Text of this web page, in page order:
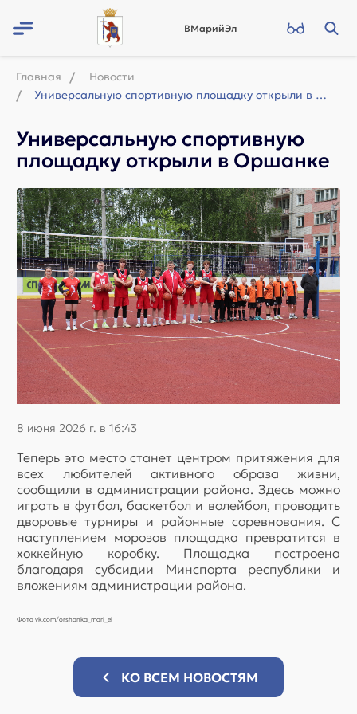
ВМарийЭл
Главная
Новости
Универсальную спортивную площадку открыли в Оршанке
Универсальную спортивную
площадку открыли в Оршанке
8 июня 2026 г. в 16:43
Теперь это место станет центром притяжения для
всех любителей активного образа жизни,
сообщили в администрации района. Здесь можно
играть в футбол, баскетбол и волейбол, проводить
дворовые турниры и районные соревнования. С
наступлением морозов площадка превратится в
хоккейную коробку. Площадка построена
благодаря субсидии Минспорта республики и
вложениям администрации района.
Фото vk.com/orshanka_mari_el
КО ВСЕМ НОВОСТЯМ